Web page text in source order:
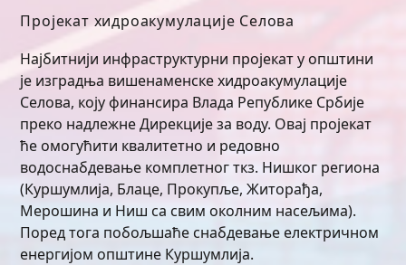
Пројекат хидроакумулације Селова
Најбитнији инфраструктурни пројекат у општини
је изградња вишенаменске хидроакумулације
Селова, коју финансира Влада Републике Србије
преко надлежне Дирекције за воду. Овај пројекат
ће омогућити квалитетно и редовно
водоснабдевање комплетног ткз. Нишког региона
(Куршумлија, Блаце, Прокупље, Житорађа,
Мерошина и Ниш са свим околним насељима).
Поред тога побољшаће снабдевање електричном
енергијом општине Куршумлија.